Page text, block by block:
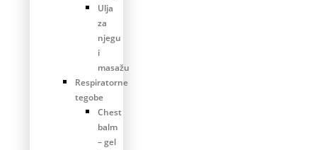
Ulja
za
njegu
i
masažu
Respiratorne
tegobe
Chest
balm
– gel